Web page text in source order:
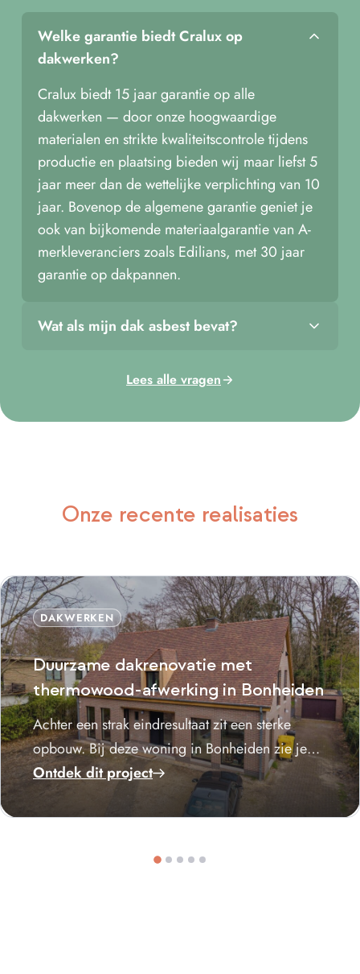
Welke garantie biedt Cralux op
dakwerken?
Cralux biedt 15 jaar garantie op alle
dakwerken — door onze hoogwaardige
materialen en strikte kwaliteitscontrole tijdens
productie en plaatsing bieden wij maar liefst 5
jaar meer dan de wettelijke verplichting van 10
jaar. Bovenop de algemene garantie geniet je
ook van bijkomende materiaalgarantie van A-
merkleveranciers zoals Edilians, met 30 jaar
garantie op dakpannen.
Wat als mijn dak asbest bevat?
Lees alle vragen
Onze recente realisaties
DAKWERKEN
Duurzame dakrenovatie met
thermowood-afwerking in Bonheiden
Achter een strak eindresultaat zit een sterke
opbouw. Bij deze woning in Bonheiden zie je
dat niet alleen aan het resultaat, maar ook aan
de keuzes die…
Ontdek dit project